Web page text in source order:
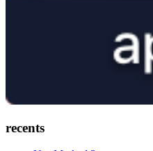
recents